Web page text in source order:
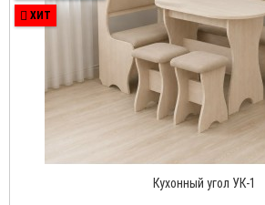
ХИТ
Кухонный угол УК-1